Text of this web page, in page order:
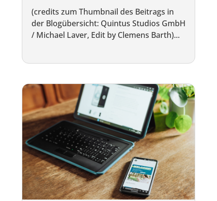
(credits zum Thumbnail des Beitrags in
der Blogübersicht: Quintus Studios GmbH
/ Michael Laver, Edit by Clemens Barth)...